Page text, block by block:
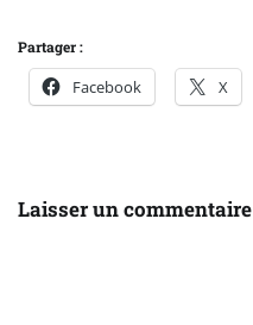
Partager :
Facebook X
Laisser un commentaire